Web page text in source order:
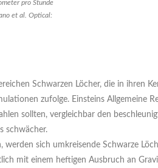
pro Stunde
et al. Optical:
Schwarzen Löcher, die in ihren
zufolge. Einsteins Allgemeine
sollten, vergleichbar den
schwächer.
sich umkreisende Schwarze
mit einem heftigen Ausbruch an